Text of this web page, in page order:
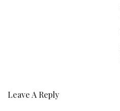
Leave A Reply